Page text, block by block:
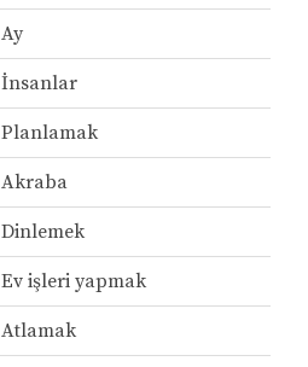
Ay
İnsanlar
Planlamak
Akraba
Dinlemek
Ev işleri yapmak
Atlamak